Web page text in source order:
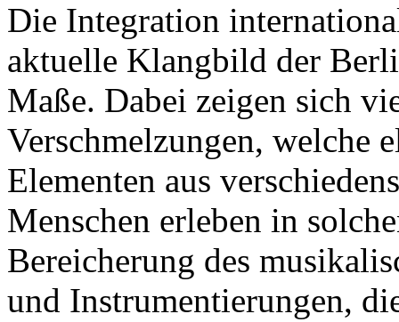
Die Integration
aktuelle Klangbild der
Maße. Dabei zeigen sich
Verschmelzungen, welche
Elementen aus
Menschen erleben in
Bereicherung des
und Instrumentierungen,